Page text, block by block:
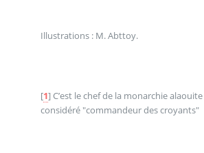
Illustrations : M. Abttoy.
[1] C’est le chef de la monarchie
considéré "commandeur des croyants"